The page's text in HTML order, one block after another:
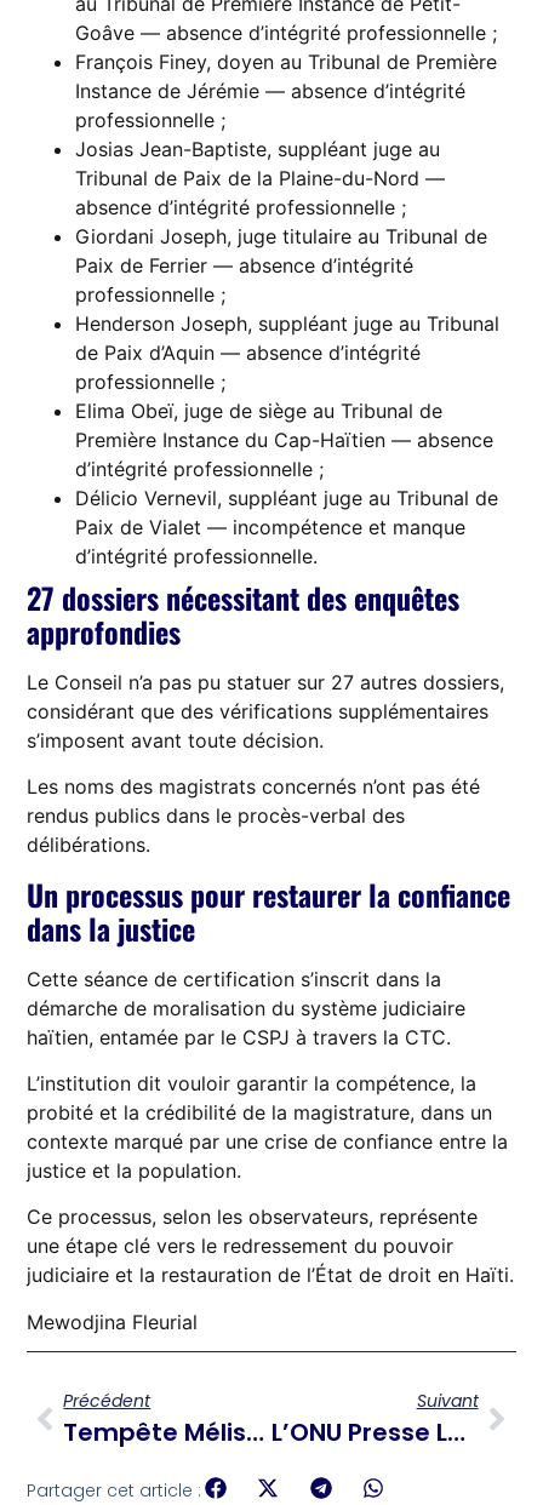
Goâve — absence d’intégrité professionnelle ;
François Finey, doyen au Tribunal de Première
Instance de Jérémie — absence d’intégrité
professionnelle ;
Josias Jean-Baptiste, suppléant juge au
Tribunal de Paix de la Plaine-du-Nord —
absence d’intégrité professionnelle ;
Giordani Joseph, juge titulaire au Tribunal de
Paix de Ferrier — absence d’intégrité
professionnelle ;
Henderson Joseph, suppléant juge au Tribunal
de Paix d’Aquin — absence d’intégrité
professionnelle ;
Elima Obeï, juge de siège au Tribunal de
Première Instance du Cap-Haïtien — absence
d’intégrité professionnelle ;
Délicio Vernevil, suppléant juge au Tribunal de
Paix de Vialet — incompétence et manque
d’intégrité professionnelle.
27 dossiers nécessitant des enquêtes
approfondies
Le Conseil n’a pas pu statuer sur 27 autres dossiers,
considérant que des vérifications supplémentaires
s’imposent avant toute décision.
Les noms des magistrats concernés n’ont pas été
rendus publics dans le procès-verbal des
délibérations.
Un processus pour restaurer la confiance
dans la justice
Cette séance de certification s’inscrit dans la
démarche de moralisation du système judiciaire
haïtien, entamée par le CSPJ à travers la CTC.
L’institution dit vouloir garantir la compétence, la
probité et la crédibilité de la magistrature, dans un
contexte marqué par une crise de confiance entre la
justice et la population.
Ce processus, selon les observateurs, représente
une étape clé vers le redressement du pouvoir
judiciaire et la restauration de l’État de droit en Haïti.
Mewodjina Fleurial
Précédent
Tempête Mélissa : Le SEMANAH Mobilise Et Appelle Les Haïtiens À La Prudence
Suivant
L’ONU Presse Les Dirigeants Haïtiens D’éviter Un Vide Politique À L’approche De La Fin De La Transition
Partager cet article :